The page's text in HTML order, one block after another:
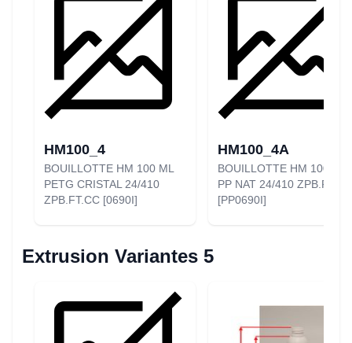
HM100_4
BOUILLOTTE HM 100 ML
PETG CRISTAL 24/410
ZPB.FT.CC [0690I]
HM100_4A
BOUILLOTTE HM 100 ML
PP NAT 24/410 ZPB.FT.CC
[PP0690I]
Extrusion Variantes 5